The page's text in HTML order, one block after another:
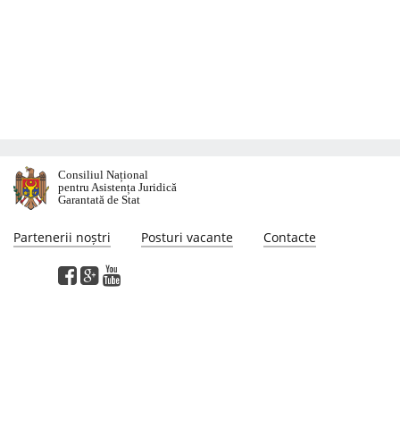
Consiliul Național
pentru Asistența Juridică
Garantată de Stat
Partenerii noștri Posturi vacante Contacte